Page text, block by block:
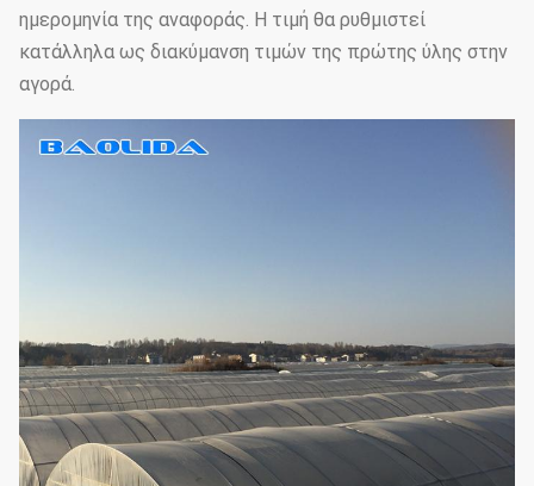
ημερομηνία της αναφοράς. Η τιμή θα ρυθμιστεί
κατάλληλα ως διακύμανση τιμών της πρώτης ύλης στην
αγορά.